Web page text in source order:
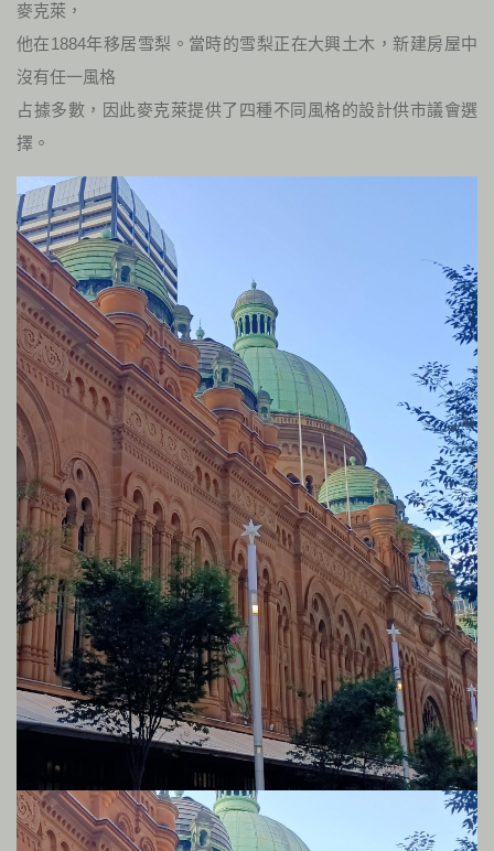
麥克萊，
他在1884年移居雪梨。當時的雪梨正在大興土木，新建房屋中
沒有任一風格
占據多數，因此麥克萊提供了四種不同風格的設計供市議會選
擇。